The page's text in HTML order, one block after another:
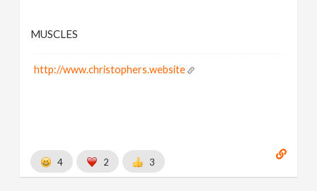
MUSCLES
http://www.christophers.website
4 2 3